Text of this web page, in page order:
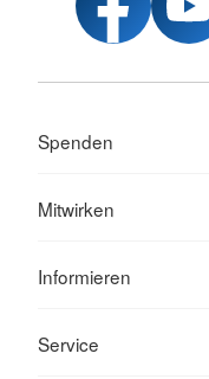
Spenden
Mitwirken
Informieren
Service